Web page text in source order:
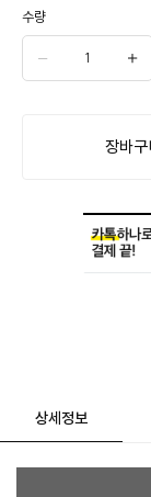
수량
장바구
상세정보